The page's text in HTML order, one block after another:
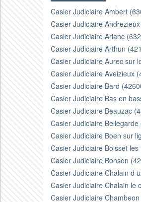
Casier Judiciaire Ambert
Casier Judiciaire
Casier Judiciaire Arlanc
Casier Judiciaire Arthun
Casier Judiciaire Aurec sur
Casier Judiciaire Aveizieux
Casier Judiciaire Bard
Casier Judiciaire Bas en
Casier Judiciaire Beauzac
Casier Judiciaire
Casier Judiciaire Boen sur
Casier Judiciaire Boisset
Casier Judiciaire Bonson
Casier Judiciaire Chalain d
Casier Judiciaire Chalain le
Casier Judiciaire